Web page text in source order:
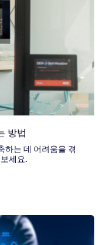
방법
하는 데 어려움을 겪
세요.